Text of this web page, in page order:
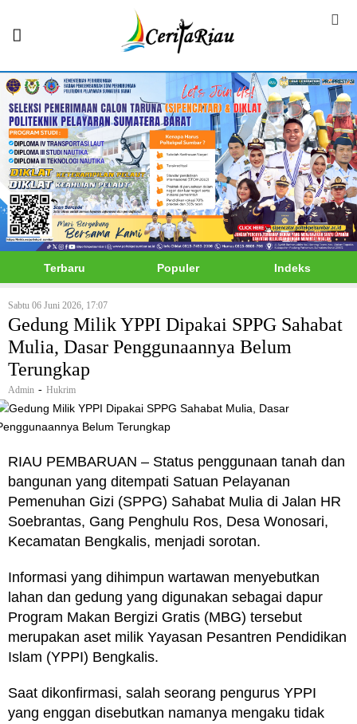
Terbaru Populer Indeks
Sabtu 06 Juni 2026, 17:07
Gedung Milik YPPI Dipakai SPPG Sahabat
Mulia, Dasar Penggunaannya Belum
Terungkap
Admin - Hukrim
RIAU PEMBARUAN – Status penggunaan tanah dan
bangunan yang ditempati Satuan Pelayanan
Pemenuhan Gizi (SPPG) Sahabat Mulia di Jalan HR
Soebrantas, Gang Penghulu Ros, Desa Wonosari,
Kecamatan Bengkalis, menjadi sorotan.
Informasi yang dihimpun wartawan menyebutkan
lahan dan gedung yang digunakan sebagai dapur
Program Makan Bergizi Gratis (MBG) tersebut
merupakan aset milik Yayasan Pesantren Pendidikan
Islam (YPPI) Bengkalis.
Saat dikonfirmasi, salah seorang pengurus YPPI
yang enggan disebutkan namanya mengaku tidak